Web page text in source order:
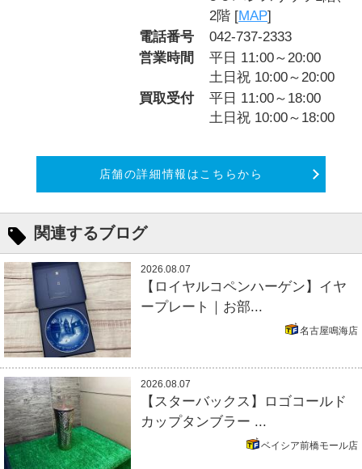
2階 [MAP]
電話番号
042-737-2333
営業時間
平日 11:00～20:00
土日祝 10:00～20:00
買取受付
平日 11:00～18:00
土日祝 10:00～18:00
店舗の詳細情報はこちらから
関連するブログ
2026.08.07
【ロイヤルコペンハーゲン】イヤ
ープレート｜お部...
名古屋鳴海店
2026.08.07
【スターバックス】ロゴコールド
カップタンブラー ...
ベイシア前橋モール店